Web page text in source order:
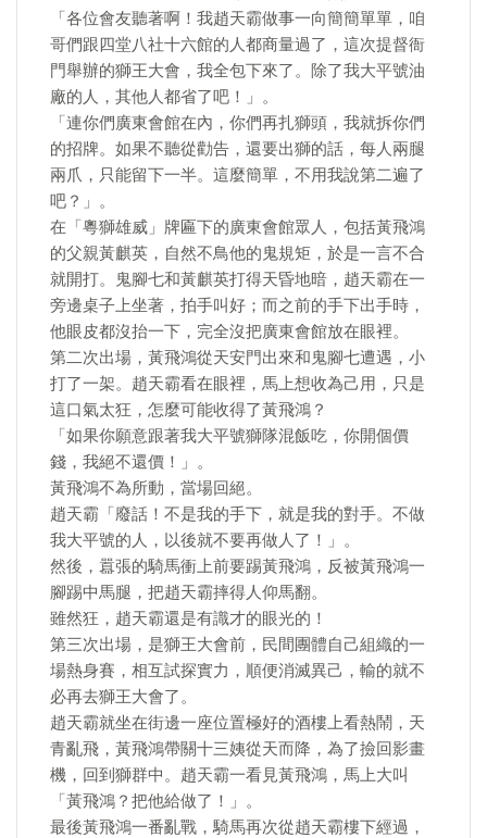
「各位會友聽著啊！我趙天霸做事一向簡簡單單，咱
哥們跟四堂八社十六館的人都商量過了，這次提督衙
門舉辦的獅王大會，我全包下來了。除了我大平號油
廠的人，其他人都省了吧！」。
「連你們廣東會館在內，你們再扎獅頭，我就拆你們
的招牌。如果不聽從勸告，還要出獅的話，每人兩腿
兩爪，只能留下一半。這麼簡單，不用我說第二遍了
吧？」。
在「粵獅雄威」牌匾下的廣東會館眾人，包括黃飛鴻
的父親黃麒英，自然不鳥他的鬼規矩，於是一言不合
就開打。鬼腳七和黃麒英打得天昏地暗，趙天霸在一
旁邊桌子上坐著，拍手叫好；而之前的手下出手時，
他眼皮都沒抬一下，完全沒把廣東會館放在眼裡。
第二次出場，黃飛鴻從天安門出來和鬼腳七遭遇，小
打了一架。趙天霸看在眼裡，馬上想收為己用，只是
這口氣太狂，怎麼可能收得了黃飛鴻？
「如果你願意跟著我大平號獅隊混飯吃，你開個價
錢，我絕不還價！」。
黃飛鴻不為所動，當場回絕。
趙天霸「廢話！不是我的手下，就是我的對手。不做
我大平號的人，以後就不要再做人了！」。
然後，囂張的騎馬衝上前要踢黃飛鴻，反被黃飛鴻一
腳踢中馬腿，把趙天霸摔得人仰馬翻。
雖然狂，趙天霸還是有識才的眼光的！
第三次出場，是獅王大會前，民間團體自己組織的一
場熱身賽，相互試探實力，順便消滅異己，輸的就不
必再去獅王大會了。
趙天霸就坐在街邊一座位置極好的酒樓上看熱鬧，天
青亂飛，黃飛鴻帶關十三姨從天而降，為了撿回影畫
機，回到獅群中。趙天霸一看見黃飛鴻，馬上大叫
「黃飛鴻？把他給做了！」。
最後黃飛鴻一番亂戰，騎馬再次從趙天霸樓下經過，